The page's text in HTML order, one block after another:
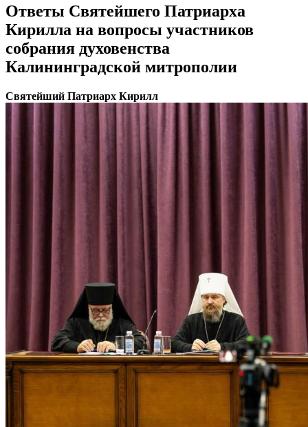
Ответы Святейшего Патриарха
Кирилла на вопросы участников
собрания духовенства
Калининградской митрополии
Святейший Патриарх Кирилл